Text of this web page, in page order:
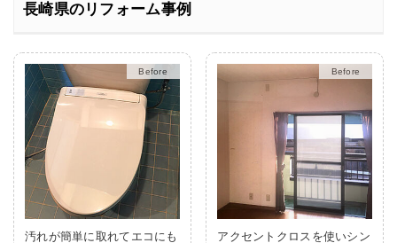
長崎県のリフォーム事例
After
汚れが簡単に取れてエコにも
After
アクセントクロスを使いシン